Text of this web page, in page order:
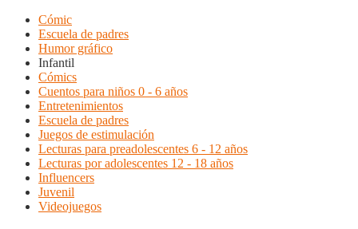
Cómic
Escuela de padres
Humor gráfico
Infantil
Cómics
Cuentos para niños 0 - 6 años
Entretenimientos
Escuela de padres
Juegos de estimulación
Lecturas para preadolescentes 6 - 12 años
Lecturas por adolescentes 12 - 18 años
Influencers
Juvenil
Videojuegos